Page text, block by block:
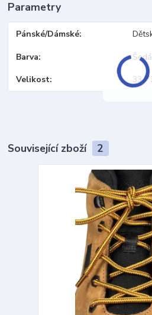
Parametry
Pánské/Dámské
Barva Šedá
Velikost 33 -
Související zboží 2